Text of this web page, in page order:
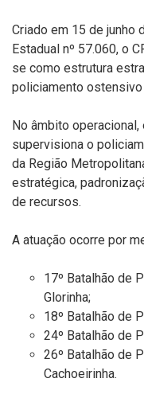
Criado em 15 de junho
Estadual nº 57.060, o
se como estrutura
policiamento ostensivo
No âmbito operacional,
supervisiona o
da Região
estratégica,
de recursos.
A atuação ocorre por
17º Batalhão de
Glorinha;
18º Batalhão de
24º Batalhão de
26º Batalhão de
Cachoeirinha.